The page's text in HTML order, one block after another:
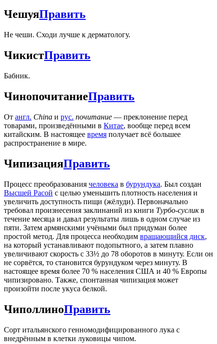
ЧешуяПравить
Не чеши. Сходи лучше к дерматологу.
ЧикистПравить
Бабник.
ЧинопочитаниеПравить
От англ. China и рус. почитание — преклонение перед
товарами, произведёнными в Китае, вообще перед всем
китайским. В настоящее время получает всё большее
распространение в мире.
ЧипизацияПравить
Процесс преобразования человека в бурундука. Был создан
Высшей Расой с целью уменьшить плотность населения и
увеличить доступность пищи (жёлуди). Первоначально
требовал произнесения заклинаний из книги Турбо-сусликв
течение месяца и давал результаты лишь в одном случае из
пяти. Затем армянскими учёными был придуман более
простой метод. Для процесса необходим вращающийся диск,
на который устанавливают подопытного, а затем плавно
увеличивают скорость с 33½ до 78 оборотов в минуту. Если он
не сорвётся, то становится бурундуком через минуту. В
настоящее время более 70 % населения США и 40 % Европы
чипизировано. Также, спонтанная чипизация может
произойти после укуса белкой.
ЧиполлиноПравить
Сорт итальянского генномодифицированного лука с
внедрённым в клетки луковицы чипом.